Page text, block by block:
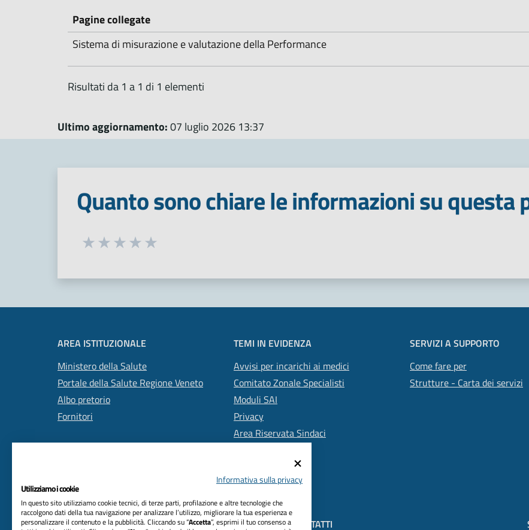
Pagine collegate
Sistema di misurazione e valutazione della Performance
Risultati da 1 a 1 di 1 elementi
Ultimo aggiornamento:07 luglio 2026 13:37
Quanto sono chiare le informazioni su questa
Seleziona una valutazione da 1 a 5 stelle
AREA ISTITUZIONALE
Ministero della Salute
Portale della Salute Regione Veneto
Albo pretorio
Fornitori
TEMI IN EVIDENZA
Avvisi per incarichi ai medici
Comitato Zonale Specialisti
Moduli SAI
Privacy
Area Riservata Sindaci
SERVIZI A SUPPORTO
Come fare per
Strutture - Carta dei servizi
RIFERIMENTI CONTATTI
Informativa sulla privacy
Utilizziamo i cookie
In questo sito utilizziamo cookie tecnici, di terze parti, profilazione e altre tecnologie che
raccolgono dati della tua navigazione per analizzare l’utilizzo, migliorare la tua esperienza e
personalizzare il contenuto e la pubblicità. Cliccando su “Accetta”, esprimi il tuo consenso a